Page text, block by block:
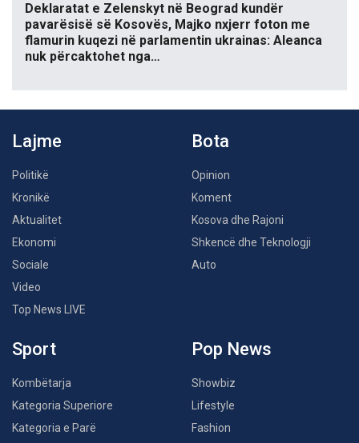
Deklaratat e Zelenskyt në Beograd kundër
pavarësisë së Kosovës, Majko nxjerr foton me
flamurin kuqezi në parlamentin ukrainas: Aleanca
nuk përcaktohet nga…
Lajme
Politikë
Kronikë
Aktualitet
Ekonomi
Sociale
Video
Top News LIVE
Bota
Opinion
Koment
Kosova dhe Rajoni
Shkencë dhe Teknologji
Auto
Sport
Kombëtarja
Kategoria Superiore
Kategoria e Parë
Pop News
Showbiz
Lifestyle
Fashion